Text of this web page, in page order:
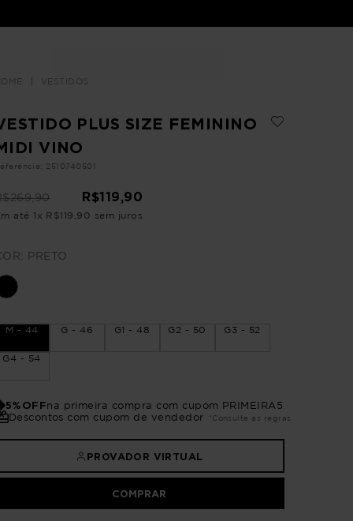
VESTIDOS
PLUS SIZE FEMININO
VINO
: 2510740501
269,90 R$119,90
até 1 x R$119 90 sem juros
PRETO
M - 44 G - 46 G1 - 48 G2 - 50 G3 - 52
G4 - 54
5%OFFna primeira compra com cupom PRIMEIRA5
Descontos com cupom de vendedor
*Consulte as regras
PROVADOR VIRTUAL
COMPRAR